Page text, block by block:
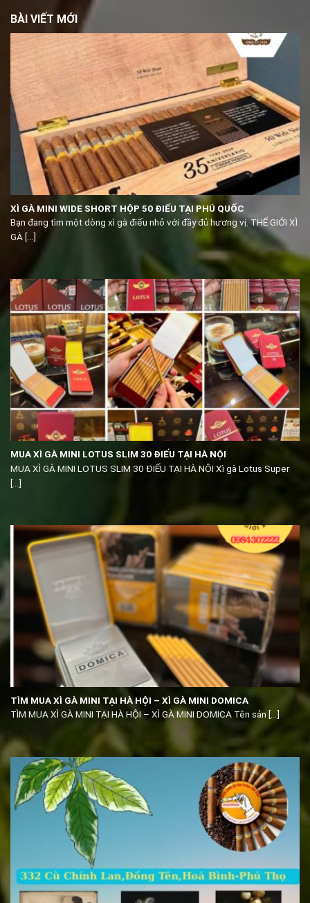
BÀI VIẾT MỚI
XÌ GÀ MINI WIDE SHORT HỘP 50 ĐIẾU TẠI PHÚ QUỐC
Bạn đang tìm một dòng xì gà điếu nhỏ với đầy đủ hương vị. THẾ GIỚI XÌ
GÀ [...]
MUA XÌ GÀ MINI LOTUS SLIM 30 ĐIẾU TẠI HÀ NỘI
MUA XÌ GÀ MINI LOTUS SLIM 30 ĐIẾU TẠI HÀ NỘI Xì gà Lotus Super
[...]
TÌM MUA XÌ GÀ MINI TẠI HÀ HỘI – XÌ GÀ MINI DOMICA
TÌM MUA XÌ GÀ MINI TẠI HÀ HỘI – XÌ GÀ MINI DOMICA Tên sản [...]